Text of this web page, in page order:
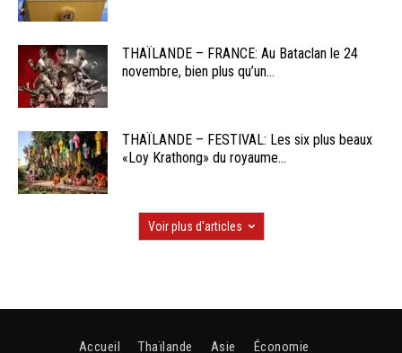
THAÏLANDE – FRANCE: Au Bataclan le 24
novembre, bien plus qu’un...
THAÏLANDE – FESTIVAL: Les six plus beaux
«Loy Krathong» du royaume...
Voir plus d'articles
Accueil Thaïlande Asie Économie